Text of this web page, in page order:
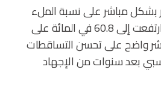
مباشر على نسبة الملء
الإجمالية للسدود، التي ارتفعت إلى 60.8 في المائة على
واضح على تحسن التساقطات
بعد سنوات من الإجهاد